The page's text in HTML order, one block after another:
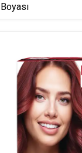
Boyası